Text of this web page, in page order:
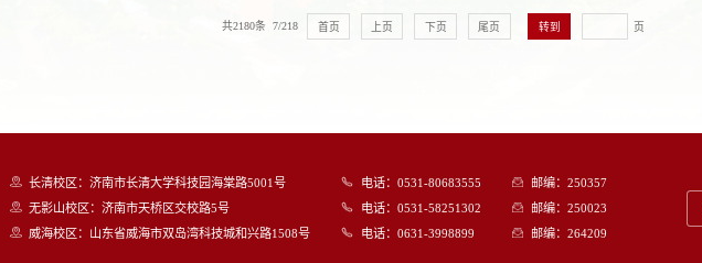
共2180条 7/218 首页 上页 下页 尾页 页
长清校区：济南市长清大学科技园海棠路5001号
无影山校区：济南市天桥区交校路5号
威海校区：山东省威海市双岛湾科技城和兴路1508号
电话：0531-80683555
电话：0531-58251302
电话：0631-3998899
邮编：250357
邮编：250023
邮编：264209